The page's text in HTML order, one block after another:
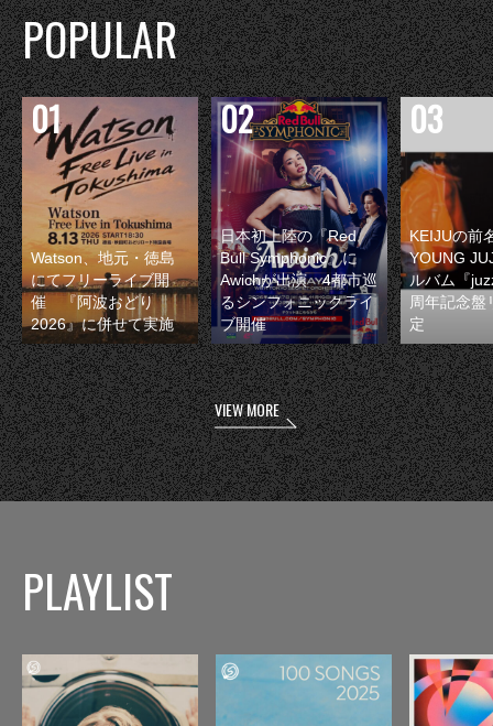
POPULAR
Watson、地元・徳島
にてフリーライブ開
催 『阿波おどり
2026』に併せて実施
日本初上陸の『Red
Bull Symphonic』に
Awichが出演 4都市巡
るシンフォニックライ
ブ開催
KEIJUの前
YOUNG
ルバム『
周年記念盤
定
VIEW MORE
PLAYLIST